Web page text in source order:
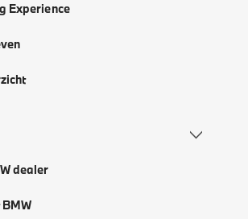
Experience
dealer